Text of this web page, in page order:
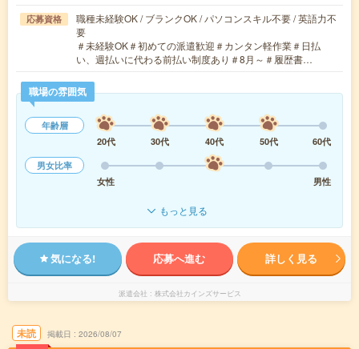
応募資格
職種未経験OK / ブランクOK / パソコンスキル不要 / 英語力不
要
＃未経験OK＃初めての派遣歓迎＃カンタン軽作業＃日払
い、週払いに代わる前払い制度あり＃8月～＃履歴書…
職場の雰囲気
年齢層
20代
30代 40代 50代
60代
男女比率
女性
男性
もっと見る
気になる! 応募へ進む 詳しく見る
派遣会社 株式会社カインズサービス
未読 掲載日 2026/08/07